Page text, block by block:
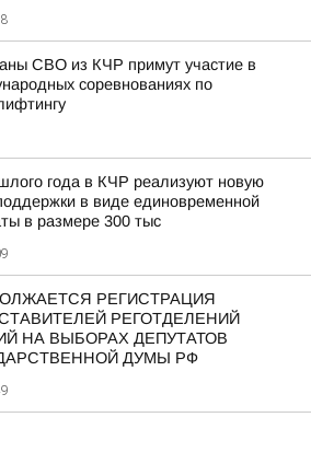
СВО из КЧР примут участие в
соревнованиях по
года в КЧР реализуют новую
в виде единовременной
в размере 300 тыс
РЕГИСТРАЦИЯ
РЕГОТДЕЛЕНИЙ
НА ВЫБОРАХ ДЕПУТАТОВ
ДУМЫ РФ